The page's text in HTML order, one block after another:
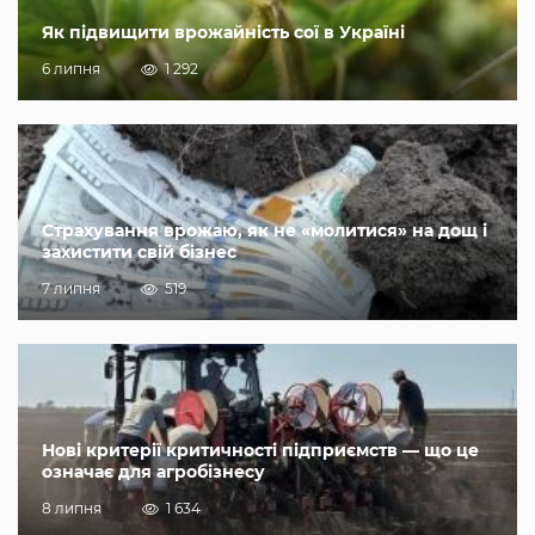
Як підвищити врожайність сої в Україні
6 липня 1 292
Страхування врожаю, як не «молитися» на дощ і
захистити свій бізнес
7 липня 519
Нові критерії критичності підприємств — що це
означає для агробізнесу
8 липня 1 634